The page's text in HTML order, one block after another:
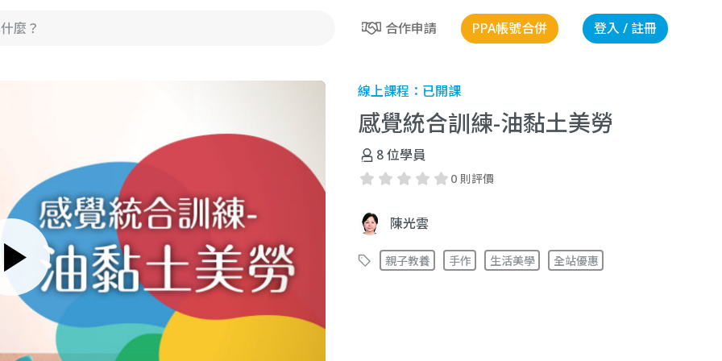
合作申請 PPA帳號合併 登入 / 註冊
線上課程： 已開課
感覺統合訓練-油黏土美勞
8位學員
0 則評價
陳光雲
親子教養 手作 生活美學 全站優惠